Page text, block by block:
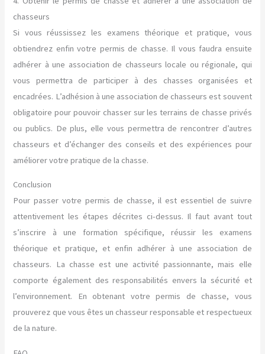
chasseurs
Si vous réussissez les examens théorique et pratique, vous
obtiendrez enfin votre permis de chasse. Il vous faudra ensuite
adhérer à une association de chasseurs locale ou régionale, qui
vous permettra de participer à des chasses organisées et
encadrées. L’adhésion à une association de chasseurs est souvent
obligatoire pour pouvoir chasser sur les terrains de chasse privés
ou publics. De plus, elle vous permettra de rencontrer d’autres
chasseurs et d’échanger des conseils et des expériences pour
améliorer votre pratique de la chasse.
Conclusion
Pour passer votre permis de chasse, il est essentiel de suivre
attentivement les étapes décrites ci-dessus. Il faut avant tout
s’inscrire à une formation spécifique, réussir les examens
théorique et pratique, et enfin adhérer à une association de
chasseurs. La chasse est une activité passionnante, mais elle
comporte également des responsabilités envers la sécurité et
l’environnement. En obtenant votre permis de chasse, vous
prouverez que vous êtes un chasseur responsable et respectueux
de la nature.